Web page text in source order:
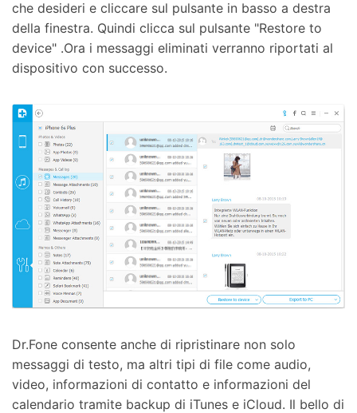
che desideri e cliccare sul pulsante in basso a destra
della finestra. Quindi clicca sul pulsante "Restore to
device" .Ora i messaggi eliminati verranno riportati al
dispositivo con successo.
Dr.Fone consente anche di ripristinare non solo
messaggi di testo, ma altri tipi di file come audio,
video, informazioni di contatto e informazioni del
calendario tramite backup di iTunes e iCloud. Il bello di